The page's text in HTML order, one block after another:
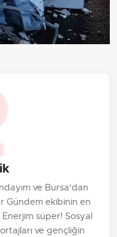
ve Bursa'dan
Gündem ekibinin en
süper! Sosyal
ve gençliğin